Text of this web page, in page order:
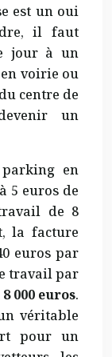
est un oui
il faut
jour à un
voirie ou
centre de
un
en
5 euros de
de 8
la facture
euros par
travail par
8 000 euros.
véritable
pour un